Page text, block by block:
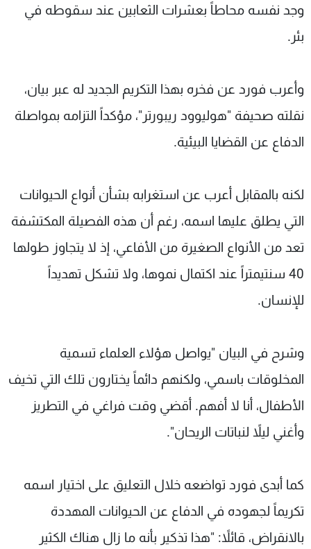
وجد نفسه محاطاً بعشرات الثعابين عند سقوطه في
بئر.
وأعرب فورد عن فخره بهذا التكريم الجديد له عبر بيان،
نقلته صحيفة "هوليوود ريبورتر"، مؤكداً التزامه بمواصلة
الدفاع عن القضايا البيئية.
لكنه بالمقابل أعرب عن استغرابه بشأن أنواع الحيوانات
التي يطلق عليها اسمه، رغم أن هذه الفصيلة المكتشفة
تعد من الأنواع الصغيرة من الأفاعي، إذ لا يتجاوز طولها
40 سنتيمتراً عند اكتمال نموها، ولا تشكل تهديداً
للإنسان.
وشرح في البيان "يواصل هؤلاء العلماء تسمية
المخلوقات باسمي، ولكنهم دائماً يختارون تلك التي تخيف
الأطفال، أنا لا أفهم. أقضي وقت فراغي في التطريز
وأغني ليلاً لنباتات الريحان".
كما أبدى فورد تواضعه خلال التعليق على اختيار اسمه
تكريماً لجهوده في الدفاع عن الحيوانات المهددة
بالانقراض، قائلاً: "هذا تذكير بأنه ما زال هناك الكثير